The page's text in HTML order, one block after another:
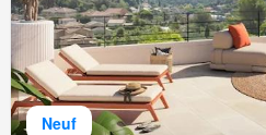
Neuf